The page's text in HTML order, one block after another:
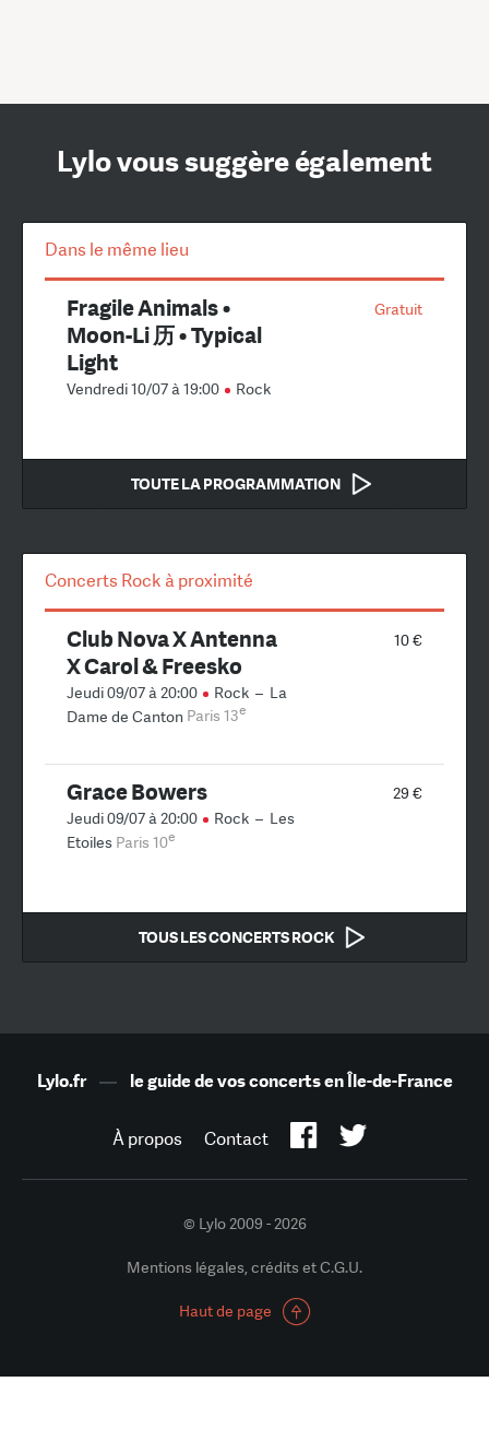
Lylo vous suggère également
Dans le même lieu
Gratuit
Fragile Animals •
Moon-Li 历 • Typical
Light
Vendredi 10/07 à 19:00 Rock
TOUTE LA PROGRAMMATION
Concerts Rock à proximité
10 €
Club Nova X Antenna
X Carol & Freesko
Jeudi 09/07 à 20:00 Rock – La
Dame de Canton Paris 13e
29 €
Grace Bowers
Jeudi 09/07 à 20:00 Rock – Les
Etoiles Paris 10e
TOUS LES CONCERTS ROCK
Lylo.fr— le guide de vos concerts en Île-de-France
À propos Contact
© Lylo 2009 - 2026
Mentions légales, crédits et C.G.U.
Haut de page